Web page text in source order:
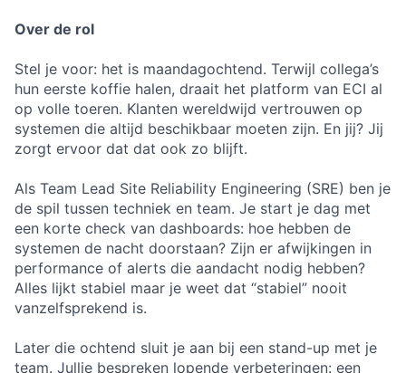
Over de rol
Stel je voor: het is maandagochtend. Terwijl collega’s
hun eerste koffie halen, draait het platform van ECI al
op volle toeren. Klanten wereldwijd vertrouwen op
systemen die altijd beschikbaar moeten zijn. En jij? Jij
zorgt ervoor dat dat ook zo blijft.
Als Team Lead Site Reliability Engineering (SRE) ben je
de spil tussen techniek en team. Je start je dag met
een korte check van dashboards: hoe hebben de
systemen de nacht doorstaan? Zijn er afwijkingen in
performance of alerts die aandacht nodig hebben?
Alles lijkt stabiel maar je weet dat “stabiel” nooit
vanzelfsprekend is.
Later die ochtend sluit je aan bij een stand-up met je
team. Jullie bespreken lopende verbeteringen: een